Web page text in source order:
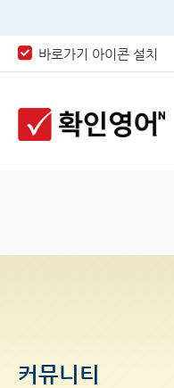
바로가기 아이콘 설치
커뮤니티